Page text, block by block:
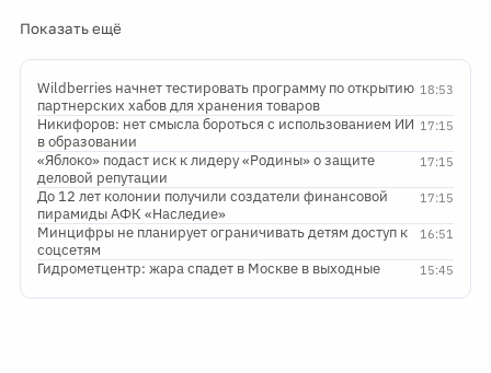
Показать ещё
18:53
Wildberries начнет тестировать программу по открытию
партнерских хабов для хранения товаров
17:15
Никифоров: нет смысла бороться с использованием ИИ
в образовании
17:15
«Яблоко» подаст иск к лидеру «Родины» о защите
деловой репутации
17:15
До 12 лет колонии получили создатели финансовой
пирамиды АФК «Наследие»
16:51
Минцифры не планирует ограничивать детям доступ к
соцсетям
15:45
Гидрометцентр: жара спадет в Москве в выходные